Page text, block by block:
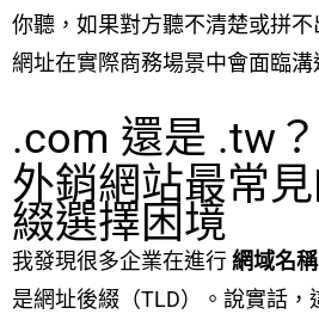
你聽，如果對方聽不清楚或拼
網址在實際商務場景中會面臨溝
.com 還是 .tw
外銷網站最常
綴選擇困境
我發現很多企業在進行網域名
是網址後綴（TLD）。說實話